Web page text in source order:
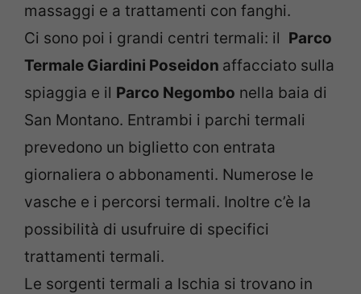
massaggi e a trattamenti con fanghi.
Ci sono poi i grandi centri termali: il Parco
Termale Giardini Poseidon affacciato sulla
spiaggia e il Parco Negombo nella baia di
San Montano. Entrambi i parchi termali
prevedono un biglietto con entrata
giornaliera o abbonamenti. Numerose le
vasche e i percorsi termali. Inoltre c’è la
possibilità di usufruire di specifici
trattamenti termali.
Le sorgenti termali a Ischia si trovano in